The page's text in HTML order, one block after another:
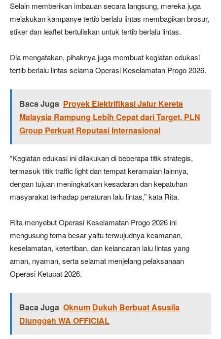
Selain memberikan imbauan secara langsung, mereka juga
melakukan kampanye tertib berlalu lintas membagikan brosur,
stiker dan leaflet bertuliskan untuk tertib berlalu lintas.
Dia mengatakan, pihaknya juga membuat kegiatan edukasi
tertib berlalu lintas selama Operasi Keselamatan Progo 2026.
Baca Juga Proyek Elektrifikasi Jalur Kereta
Malaysia Rampung Lebih Cepat dari Target, PLN
Group Perkuat Reputasi Internasional
“Kegiatan edukasi ini dilakukan di beberapa titik strategis,
termasuk titik traffic light dan tempat keramaian lainnya,
dengan tujuan meningkatkan kesadaran dan kepatuhan
masyarakat terhadap peraturan lalu lintas,” kata Rita.
Rita menyebut Operasi Keselamatan Progo 2026 ini
mengusung tema besar yaitu terwujudnya keamanan,
keselamatan, ketertiban, dan kelancaran lalu lintas yang
aman, nyaman, serta selamat menjelang pelaksanaan
Operasi Ketupat 2026.
Baca Juga Oknum Dukuh Berbuat Asusila
Diunggah WA OFFICIAL